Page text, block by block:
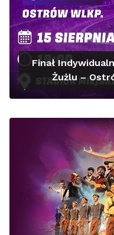
Finał
Żużlu –